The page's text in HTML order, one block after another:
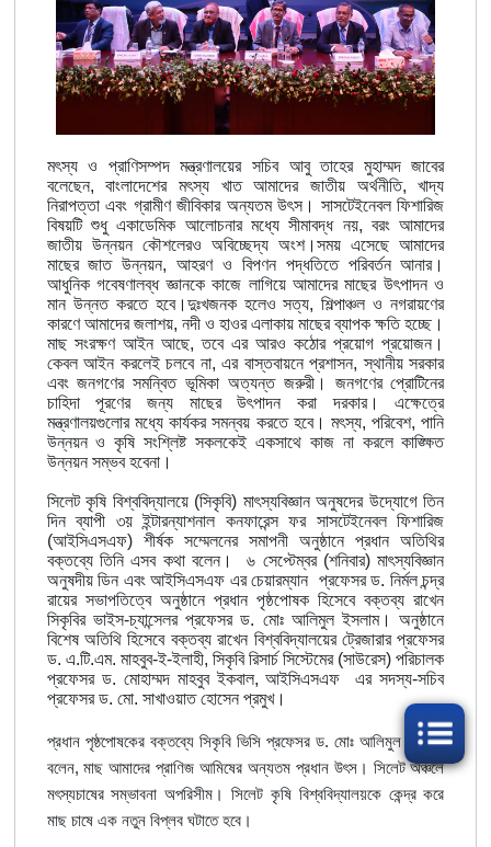
মৎস্য ও প্রাণিসম্পদ মন্ত্রণালয়ের সচিব আবু তাহের মুহাম্মদ জাবের
বলেছেন, বাংলাদেশের মৎস্য খাত আমাদের জাতীয় অর্থনীতি, খাদ্য
নিরাপত্তা এবং গ্রামীণ জীবিকার অন্যতম উৎস। সাসটেইনেবল ফিশারিজ
বিষয়টি শুধু একাডেমিক আলোচনার মধ্যে সীমাবদ্ধ নয়, বরং আমাদের
জাতীয় উন্নয়ন কৌশলেরও অবিচ্ছেদ্য অংশ।সময় এসেছে আমাদের
মাছের জাত উন্নয়ন, আহরণ ও বিপণন পদ্ধতিতে পরিবর্তন আনার।
আধুনিক গবেষণালব্ধ জ্ঞানকে কাজে লাগিয়ে আমাদের মাছের উৎপাদন ও
মান উন্নত করতে হবে।দুঃখজনক হলেও সত্য, শিল্পাঞ্চল ও নগরায়ণের
কারণে আমাদের জলাশয়, নদী ও হাওর এলাকায় মাছের ব্যাপক ক্ষতি হচ্ছে।
মাছ সংরক্ষণ আইন আছে, তবে এর আরও কঠোর প্রয়োগ প্রয়োজন।
কেবল আইন করলেই চলবে না, এর বাস্তবায়নে প্রশাসন, স্থানীয় সরকার
এবং জনগণের সমন্বিত ভূমিকা অত্যন্ত জরুরী। জনগণের প্রোটিনের
চাহিদা পূরণের জন্য মাছের উৎপাদন করা দরকার। এক্ষেত্রে
মন্ত্রণালয়গুলোর মধ্যে কার্যকর সমন্বয় করতে হবে। মৎস্য, পরিবেশ, পানি
উন্নয়ন ও কৃষি সংশ্লিষ্ট সকলকেই একসাথে কাজ না করলে কাঙ্ক্ষিত
উন্নয়ন সম্ভব হবেনা।
সিলেট কৃষি বিশ্ববিদ্যালয়ে (সিকৃবি) মাৎস্যবিজ্ঞান অনুষদের উদ্যোগে তিন
দিন ব্যাপী ৩য় ইন্টারন্যাশনাল কনফারেন্স ফর সাসটেইনেবল ফিশারিজ
(আইসিএসএফ) শীর্ষক সম্মেলনের সমাপনী অনুষ্ঠানে প্রধান অতিথির
বক্তব্যে তিনি এসব কথা বলেন। ৬ সেপ্টেম্বর (শনিবার) মাৎস্যবিজ্ঞান
অনুষদীয় ডিন এবং আইসিএসএফ এর চেয়ারম্যান প্রফেসর ড. নির্মল চন্দ্র
রায়ের সভাপতিত্বে অনুষ্ঠানে প্রধান পৃষ্ঠপোষক হিসেবে বক্তব্য রাখেন
সিকৃবির ভাইস-চ্যান্সেলর প্রফেসর ড. মোঃ আলিমুল ইসলাম। অনুষ্ঠানে
বিশেষ অতিথি হিসেবে বক্তব্য রাখেন বিশ্ববিদ্যালয়ের ট্রেজারার প্রফেসর
ড. এ.টি.এম. মাহবুব-ই-ইলাহী, সিকৃবি রিসার্চ সিস্টেমের (সাউরেস) পরিচালক
প্রফেসর ড. মোহাম্মদ মাহবুব ইকবাল, আইসিএসএফ এর সদস্য-সচিব
প্রফেসর ড. মো. সাখাওয়াত হোসেন প্রমুখ।
প্রধান পৃষ্ঠপোষকের বক্তব্যে সিকৃবি ভিসি প্রফেসর ড. মোঃ আলিমুল ইসলাম
বলেন, মাছ আমাদের প্রাণিজ আমিষের অন্যতম প্রধান উৎস। সিলেট অঞ্চলে
মৎস্যচাষের সম্ভাবনা অপরিসীম। সিলেট কৃষি বিশ্ববিদ্যালয়কে কেন্দ্র করে
মাছ চাষে এক নতুন বিপ্লব ঘটাতে হবে।